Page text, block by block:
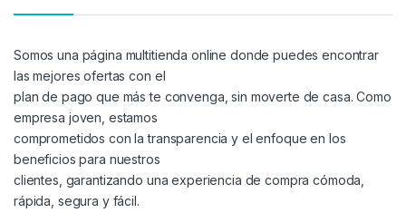
Somos una página multitienda online donde puedes encontrar
las mejores ofertas con el
plan de pago que más te convenga, sin moverte de casa. Como
empresa joven, estamos
comprometidos con la transparencia y el enfoque en los
beneficios para nuestros
clientes, garantizando una experiencia de compra cómoda,
rápida, segura y fácil.